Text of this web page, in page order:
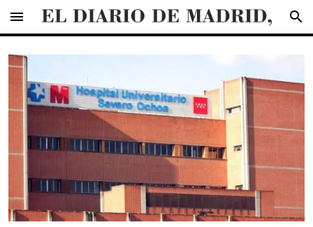
menu search